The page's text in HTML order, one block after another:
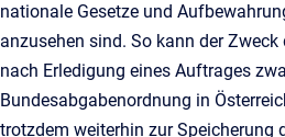
nationale Gesetze und
anzusehen sind. So kann der
nach Erledigung eines Auftrages
Bundesabgabenordnung in
trotzdem weiterhin zur Speicherung